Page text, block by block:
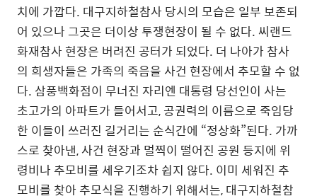
치에 가깝다. 대구지하철참사 당시의 모습은 일부 보존되
어 있으나 그곳은 더이상 투쟁현장이 될 수 없다. 씨랜드
화재참사 현장은 버려진 공터가 되었다. 더 나아가 참사
의 희생자들은 가족의 죽음을 사건 현장에서 추모할 수 없
다. 삼풍백화점이 무너진 자리엔 대통령 당선인이 사는
초고가의 아파트가 들어서고,공권력의 이름으로 죽임당
한 이들이 쓰러진 길거리는 순식간에 “정상화”된다. 가까
스로 찾아낸,사건 현장과 멀찍이 떨어진 공원 등지에 위
령비나 추모비를 세우기조차 쉽지 않다. 이미 세워진 추
모비를 찾아 추모식을 진행하기 위해서는,대구지하철참